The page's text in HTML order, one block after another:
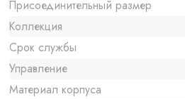
Присоединительный размер
Коллекция
Срок службы
Управление
Материал корпуса